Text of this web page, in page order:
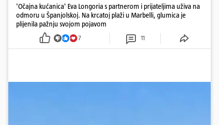
'Očajna kućanica' Eva Longoria s partnerom i prijateljima uživa na
odmoru u Španjolskoj. Na krcatoj plaži u Marbelli, glumica je
plijenila pažnju svojom pojavom
7 11